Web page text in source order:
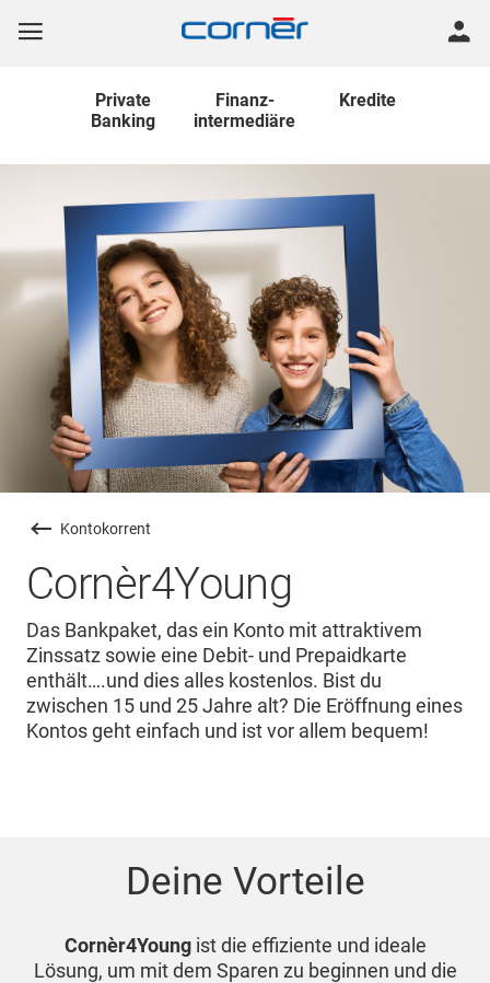
Private
Banking
Finanz-
intermediäre
Kredite
Kontokorrent
Cornèr4Young
Das Bankpaket, das ein Konto mit attraktivem
Zinssatz sowie eine Debit- und Prepaidkarte
enthält….und dies alles kostenlos. Bist du
zwischen 15 und 25 Jahre alt? Die Eröffnung eines
Kontos geht einfach und ist vor allem bequem!
Deine Vorteile
Cornèr4Youngist die effiziente und ideale
Lösung, um mit dem Sparen zu beginnen und die